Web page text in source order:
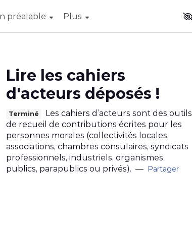
préalable Afficher la suite du menu
Plus
Lire les cahiers
d'acteurs déposés !
Terminé
Les cahiers d’acteurs sont des outils
de recueil de contributions écrites pour les
personnes morales (collectivités locales,
associations, chambres consulaires, syndicats
professionnels, industriels, organismes
publics, parapublics ou privés). — Partager